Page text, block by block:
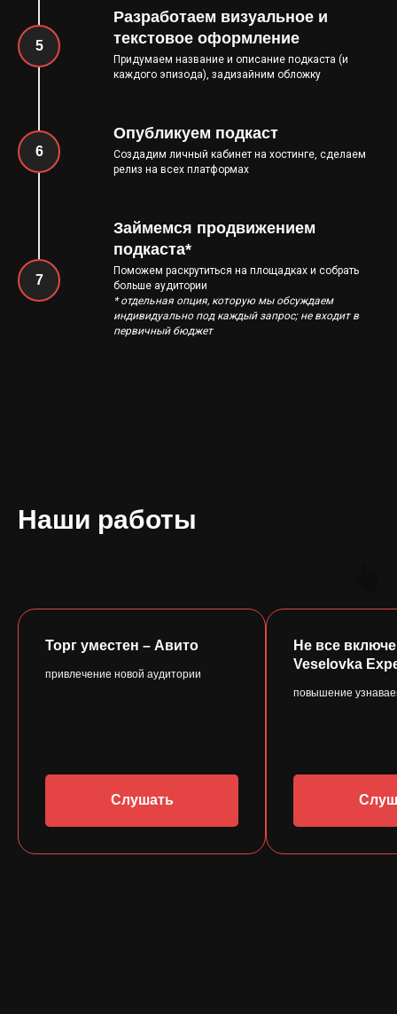
Разработаем визуальное и
текстовое оформление
Придумаем название и описание подкаста (и
каждого эпизода), задизайним обложку
Опубликуем подкаст
Создадим личный кабинет на хостинге, сделаем
релиз на всех платформах
Займемся продвижением
подкаста*
Поможем раскрутиться на площадках и собрать
больше аудитории
* отдельная опция, которую мы обсуждаем
индивидуально под каждый запрос; не входит в
первичный бюджет
Наши работы
Торг уместен – Авито
привлечение новой аудитории
Слушать
Не все
Veselovka
повышение